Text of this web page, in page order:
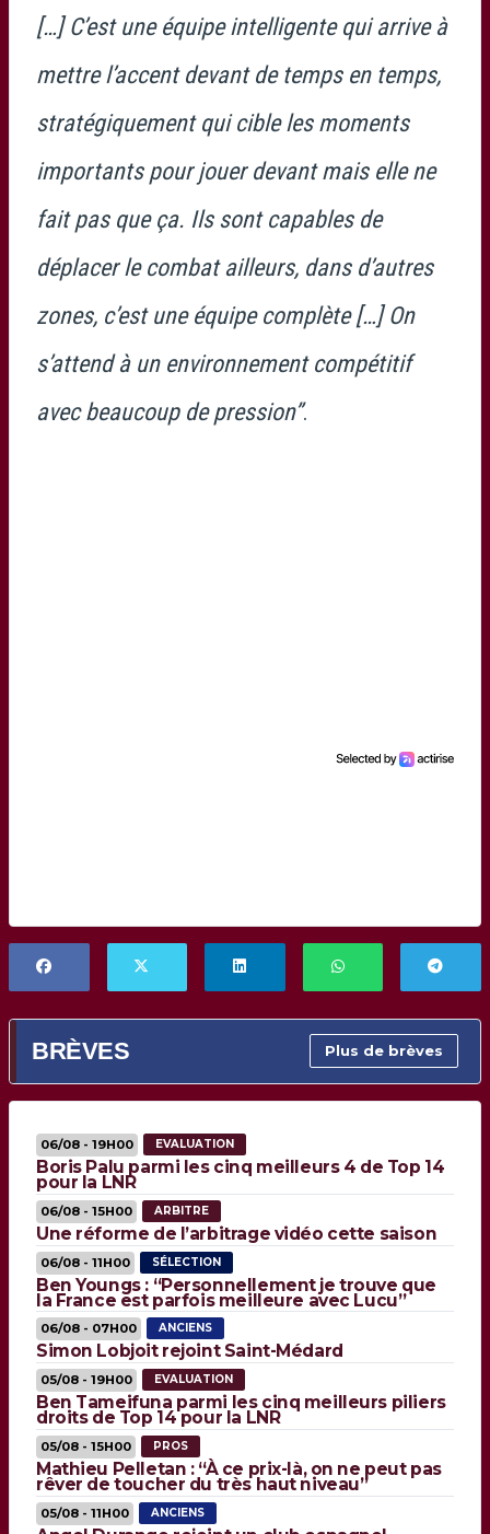
[…] C’est une équipe intelligente qui arrive à
mettre l’accent devant de temps en temps,
stratégiquement qui cible les moments
importants pour jouer devant mais elle ne
fait pas que ça. Ils sont capables de
déplacer le combat ailleurs, dans d’autres
zones, c’est une équipe complète […] On
s’attend à un environnement compétitif
avec beaucoup de pression”.
BRÈVES Plus de brèves
06/08 - 19H00 EVALUATION
Boris Palu parmi les cinq meilleurs 4 de Top 14
pour la LNR
06/08 - 15H00 ARBITRE
Une réforme de l’arbitrage vidéo cette saison
06/08 - 11H00 SÉLECTION
Ben Youngs : “Personnellement je trouve que
la France est parfois meilleure avec Lucu”
06/08 - 07H00 ANCIENS
Simon Lobjoit rejoint Saint-Médard
05/08 - 19H00 EVALUATION
Ben Tameifuna parmi les cinq meilleurs piliers
droits de Top 14 pour la LNR
05/08 - 15H00 PROS
Mathieu Pelletan : “À ce prix-là, on ne peut pas
rêver de toucher du très haut niveau”
05/08 - 11H00 ANCIENS